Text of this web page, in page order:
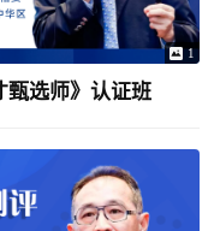
1
甄选师》认证班